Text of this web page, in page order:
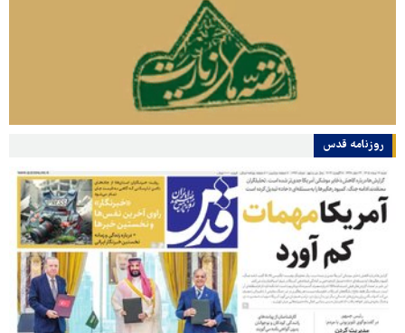
روزنامه قدس